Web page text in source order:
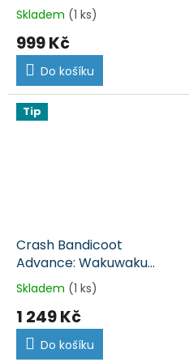
Skladem (1 ks)
999 Kč
Do košíku
Tip
Crash Bandicoot
Advance: Wakuwaku
Tomodachi Daisakusen
- NTSC-J - japonsky
(GBA)
Skladem (1 ks)
1 249 Kč
Do košíku